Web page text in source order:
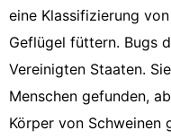
eine Klassifizierung
Geflügel füttern. Bugs
Vereinigten Staaten.
Menschen gefunden,
Körper von Schweinen